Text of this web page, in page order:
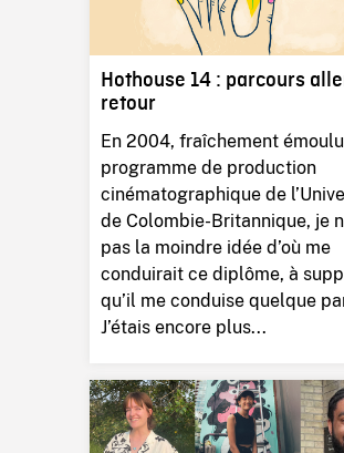
Hothouse 14 : parcours
retour
En 2004, fraîchement
programme de production
cinématographique de
de Colombie-Britannique, je
pas la moindre idée d’où me
conduirait ce diplôme, à
qu’il me conduise quelque
J’étais encore plus...